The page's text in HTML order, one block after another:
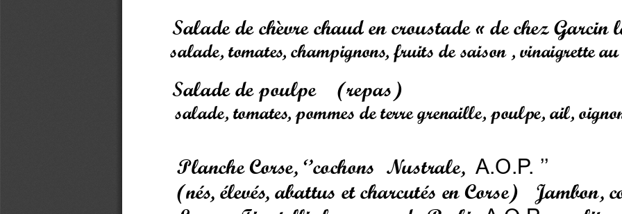
Salade de chèvre chaud en croustade « de chez Garcin
salade, tomates, champignons, fruits de saison , vinaigrette
Salade de poulpe    (repas)
salade, tomates, pommes de terre grenaille, poulpe, ail,
Planche Corse, ‘’cochons Nustrale, A.O.P. ’’
(nés, élevés, abattus et charcutés en Corse)   Jambon,